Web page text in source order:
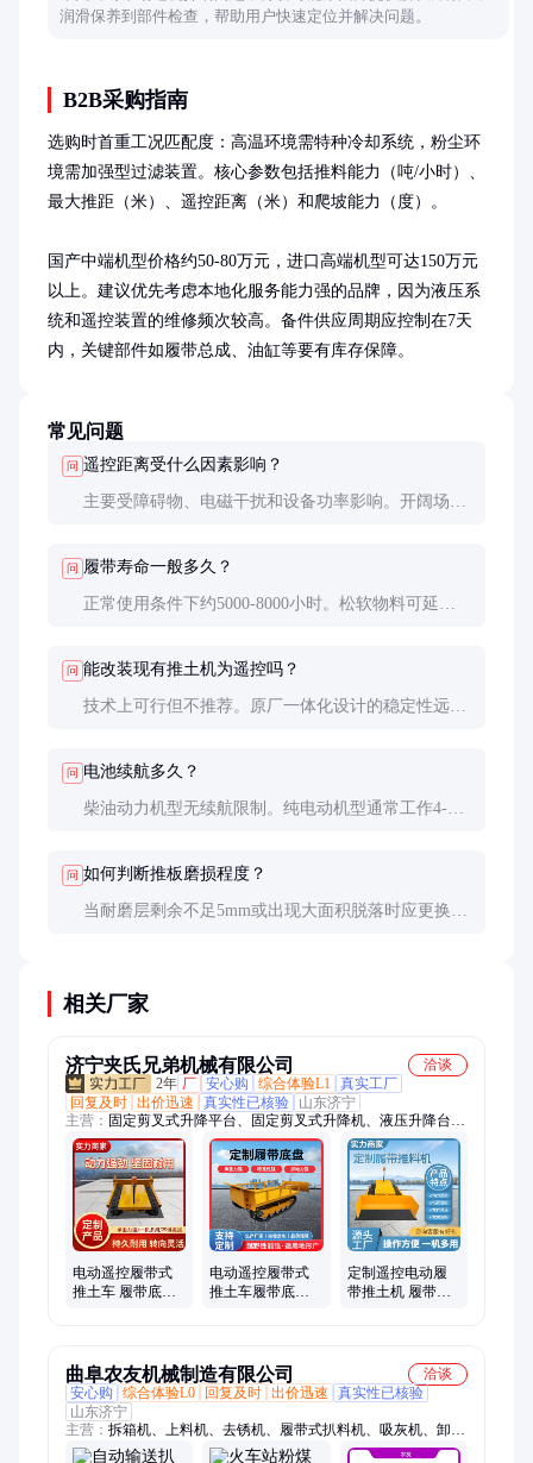
润滑保养到部件检查，帮助用户快速定位并解决问题。
B2B采购指南
选购时首重工况匹配度：高温环境需特种冷却系统，粉尘环
境需加强型过滤装置。核心参数包括推料能力（吨/小时）、
最大推距（米）、遥控距离（米）和爬坡能力（度）。
国产中端机型价格约50-80万元，进口高端机型可达150万元
以上。建议优先考虑本地化服务能力强的品牌，因为液压系
统和遥控装置的维修频次较高。备件供应周期应控制在7天
内，关键部件如履带总成、油缸等要有库存保障。
常见问题
问 遥控距离受什么因素影响？
主要受障碍物、电磁干扰和设备功率影响。开阔场地
问 履带寿命一般多久？
正常使用条件下约5000-8000小时。松软物料可延长
问 能改装现有推土机为遥控吗？
技术上可行但不推荐。原厂一体化设计的稳定性远高
问 电池续航多久？
柴油动力机型无续航限制。纯电动机型通常工作4-6
问 如何判断推板磨损程度？
当耐磨层剩余不足5mm或出现大面积脱落时应更换。
相关厂家
济宁夹氏兄弟机械有限公司
洽谈
2年 厂 安心购 综合体验L1 真实工厂
回复及时 出价迅速 真实性已核验
山东济宁
主营： 固定剪叉式升降平台、固定剪叉式升降机、液压升降台、
液压履带底盘、电动履带底盘、遥控履带底盘、履带底盘总成、
履带底盘、U型剪叉式升降平台、U型剪叉、吸吊机、玻璃吸盘
车、电动牵引车、步行式牵引车、座驾式牵引车
电动遥控履带式
推土车 履带底盘
电动遥控履带式
推土车履带底盘
定制遥控电动履
带推土机 履带底
曲阜农友机械制造有限公司
洽谈
安心购
综合体验L0 回复及时 出价迅速
真实性已核验
山东济宁
主营： 拆箱机、上料机、去锈机、履带式扒料机、吸灰机、卸车
机、吸送机、打磨机、研磨机、扒料机、输送机、卸粮机、装车